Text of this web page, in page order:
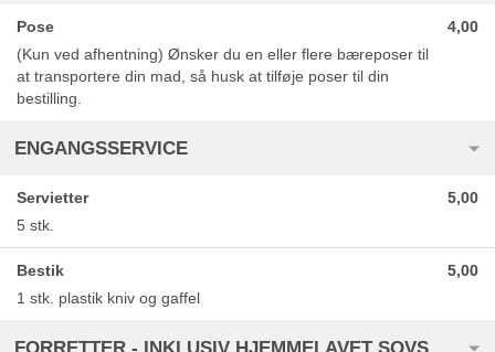
Pose
(Kun ved afhentning) Ønsker du en eller flere bæreposer til
at transportere din mad, så husk at tilføje poser til din
bestilling.
4,00
ENGANGSSERVICE
Servietter
5 stk.
5,00
Bestik
1 stk. plastik kniv og gaffel
5,00